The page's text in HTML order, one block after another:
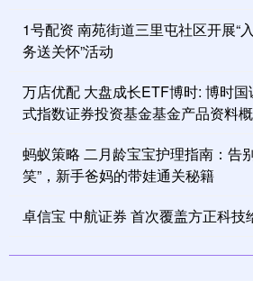
1号配资 南苑街道三里屯社区开展“
务送关怀”活动
万店优配 大盘成长ETF博时: 博时
式指数证券投资基金基金产品资料
蚂蚁策略 二月龄宝宝护理指南：告
笑”，新手爸妈的带娃通关秘籍
卓信宝 中航证券 首次覆盖方正科技